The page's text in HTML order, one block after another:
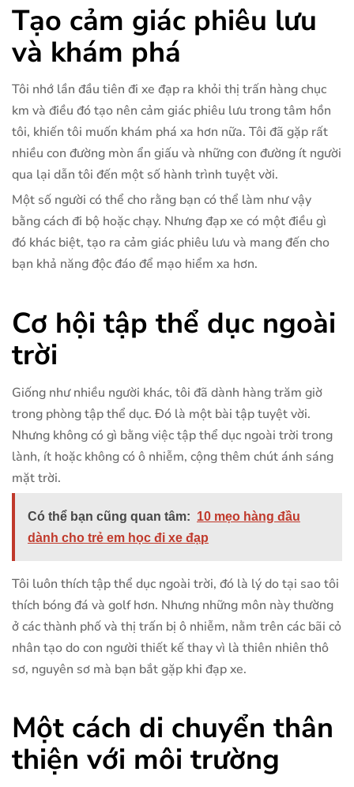
Tạo cảm giác phiêu lưu
và khám phá
Tôi nhớ lần đầu tiên đi xe đạp ra khỏi thị trấn hàng chục
km và điều đó tạo nên cảm giác phiêu lưu trong tâm hồn
tôi, khiến tôi muốn khám phá xa hơn nữa. Tôi đã gặp rất
nhiều con đường mòn ẩn giấu và những con đường ít người
qua lại dẫn tôi đến một số hành trình tuyệt vời.
Một số người có thể cho rằng bạn có thể làm như vậy
bằng cách đi bộ hoặc chạy. Nhưng đạp xe có một điều gì
đó khác biệt, tạo ra cảm giác phiêu lưu và mang đến cho
bạn khả năng độc đáo để mạo hiểm xa hơn.
Cơ hội tập thể dục ngoài
trời
Giống như nhiều người khác, tôi đã dành hàng trăm giờ
trong phòng tập thể dục. Đó là một bài tập tuyệt vời.
Nhưng không có gì bằng việc tập thể dục ngoài trời trong
lành, ít hoặc không có ô nhiễm, cộng thêm chút ánh sáng
mặt trời.
Có thể bạn cũng quan tâm: 10 mẹo hàng đầu
dành cho trẻ em học đi xe đạp
Tôi luôn thích tập thể dục ngoài trời, đó là lý do tại sao tôi
thích bóng đá và golf hơn. Nhưng những môn này thường
ở các thành phố và thị trấn bị ô nhiễm, nằm trên các bãi cỏ
nhân tạo do con người thiết kế thay vì là thiên nhiên thô
sơ, nguyên sơ mà bạn bắt gặp khi đạp xe.
Một cách di chuyển thân
thiện với môi trường